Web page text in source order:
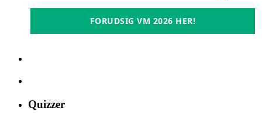
FORUDSIG VM 2026 HER!
Quizzer